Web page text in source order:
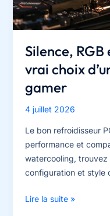
and
travel?
Silence,
vrai choix
gamer
4 juillet 2026
Le bon refroidisseur
performance et
watercooling,
configuration et style
Silence,
Lire la suite »